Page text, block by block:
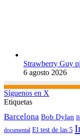
Strawberry Guy
6 agosto 2026
Síguenos en X
Etiquetas
Barcelona Bob Dylan
documental El test de las 5